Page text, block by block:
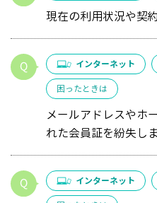
現在の利用状況や契
インターネット
困ったときは
メールアドレスやホ
れた会員証を紛失し
インターネット